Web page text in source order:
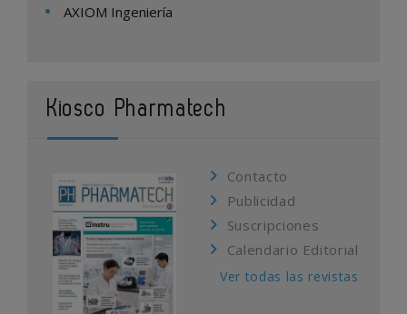
AXIOM Ingeniería
Kiosco Pharmatech
Contacto
Publicidad
Suscripciones
Calendario Editorial
Ver todas las revistas